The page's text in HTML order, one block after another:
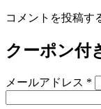
コメントを投稿す
クーポン付
メールアドレス *